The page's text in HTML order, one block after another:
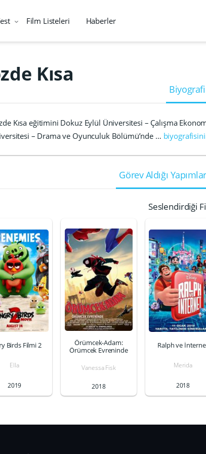
Film Listeleri Haberler
Kısa
Biyografi
Kısa eğitimini Dokuz Eylül Üniversitesi – Çalışma
– Drama ve Oyunculuk Bölümü’nde …
Görev Aldığı
Seslendirdiği
Birds Filmi 2
Ella
2019
Örümcek-Adam:
Örümcek Evreninde
Vanessa Fisk
2018
Ralph ve
Merida
2018